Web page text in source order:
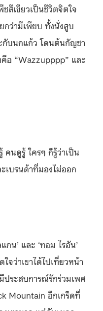
สีเขียวเป็นชีวิตจิตใจ
กว่ามีเพียบ ทั้งนั่งสูบ
กับนกแก้ว โดนต้นกัญชา
อ “Wazzupppp” และ
นดูรู้ ใครๆ ก็รู้ว่าเป็น
เบรนด้าที่มองไม่ออก
กน’ และ ‘ทอม ไรอัน’
จว่าเขาได้ไปเที่ยวหน้า
ประสบการณ์รักร่วมเพศ
Mountain อีกเกร็ดที่